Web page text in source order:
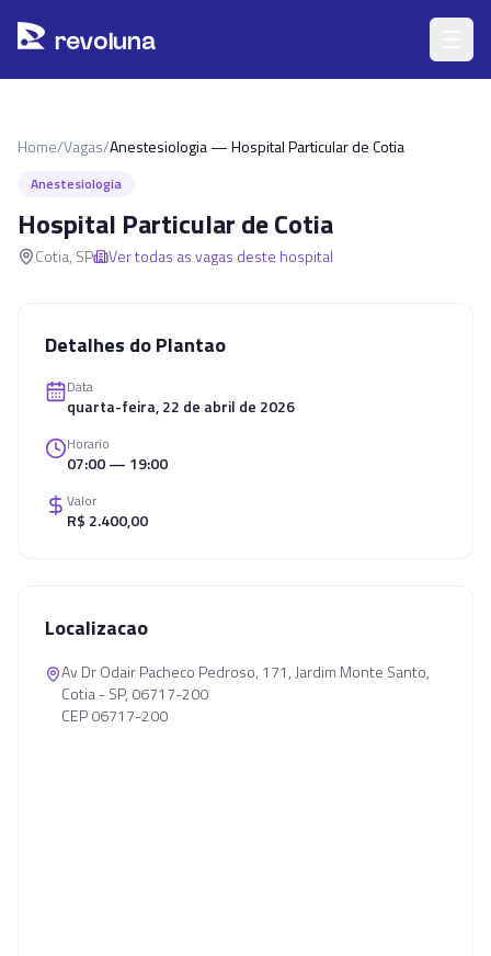
revoluna
Home/Vagas/Anestesiologia — Hospital Particular de Cotia
Anestesiologia
Hospital Particular de Cotia
Cotia, SP Ver todas as vagas deste hospital
Detalhes do Plantao
Data
quarta-feira, 22 de abril de 2026
Horario
07:00 — 19:00
Valor
R$ 2.400,00
Localizacao
Av Dr Odair Pacheco Pedroso, 171, Jardim Monte Santo,
Cotia - SP, 06717-200
CEP 06717-200